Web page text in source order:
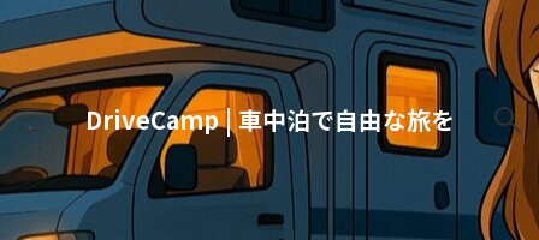
DriveCamp | 車中泊で自由な旅を